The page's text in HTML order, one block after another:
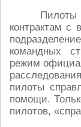
контрактам с
командных
режим
пилоты
помощи.
пилотов,